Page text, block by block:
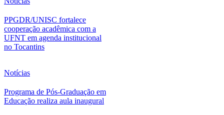
PPGDR/UNISC fortalece
cooperação acadêmica com a
UFNT em agenda institucional
no Tocantins
Notícias
Programa de Pós-Graduação em
Educação realiza aula inaugural